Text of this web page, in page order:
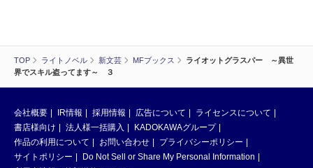
TOP ライトノベル 新文芸 MFブックス
ライオットグラスパー ～異世
界でスキル盗ってます～ ３
会社概要 IR情報 採用情報 広告について
ライセンスについて
書店様向け
法人様一括購入
KADOKAWAグループ
作品の利用について
お問い合わせ
プライバシーポリシー
サイトポリシー
Do Not Sell or Share My Personal Information